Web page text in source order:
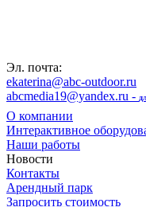
Эл. почта:
ekaterina@abc-outdoor.ru
abcmedia19@yandex.ru -
О компании
Интерактивное
Наши работы
Новости
Контакты
Арендный парк
Запросить стоимость